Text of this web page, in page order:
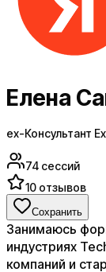
Елена
ex-Консультант
74 сессий
10 отзывов
Сохранить
Занимаюсь
индустриях
компаний и